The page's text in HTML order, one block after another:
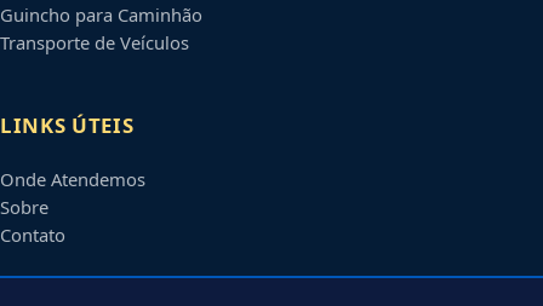
Guincho para Caminhão
Transporte de Veículos
LINKS ÚTEIS
Onde Atendemos
Sobre
Contato